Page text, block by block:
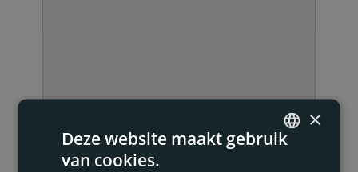
×
Deze website maakt gebruik
van cookies.